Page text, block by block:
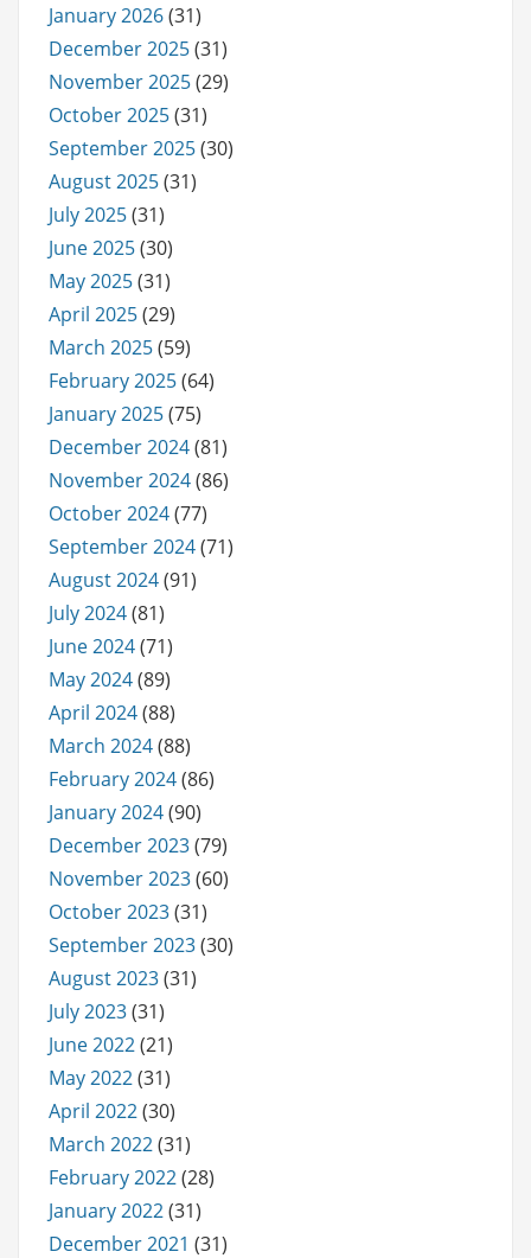
January 2026(31)
December 2025(31)
November 2025(29)
October 2025(31)
September 2025(30)
August 2025(31)
July 2025(31)
June 2025(30)
May 2025(31)
April 2025(29)
March 2025(59)
February 2025(64)
January 2025(75)
December 2024(81)
November 2024(86)
October 2024(77)
September 2024(71)
August 2024(91)
July 2024(81)
June 2024(71)
May 2024(89)
April 2024(88)
March 2024(88)
February 2024(86)
January 2024(90)
December 2023(79)
November 2023(60)
October 2023(31)
September 2023(30)
August 2023(31)
July 2023(31)
June 2022(21)
May 2022(31)
April 2022(30)
March 2022(31)
February 2022(28)
January 2022(31)
December 2021 (31)